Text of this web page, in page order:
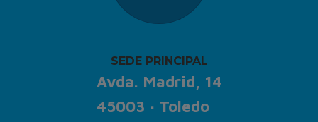
SEDE PRINCIPAL
Avda. Madrid, 14
45003 · Toledo